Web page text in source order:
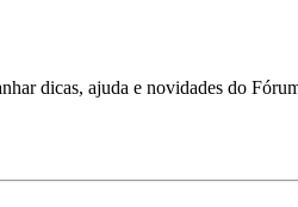
dicas, ajuda e novidades do